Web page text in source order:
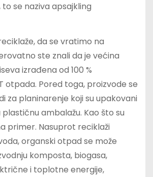
se naziva apsajkling
da se vratimo na
ste znali da je većina
izrađena od 100 %
otpada. Pored toga, proizvode se
za planinarenje koji su upakovani
ambalažu. Kao što su
primer. Nasuprot reciklaži
organski otpad se može
komposta, biogasa,
i toplotne energije,